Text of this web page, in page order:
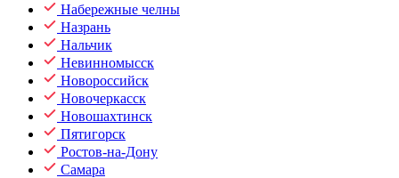
Набережные челны
Назрань
Нальчик
Невинномысск
Новороссийск
Новочеркасск
Новошахтинск
Пятигорск
Ростов-на-Дону
Самара